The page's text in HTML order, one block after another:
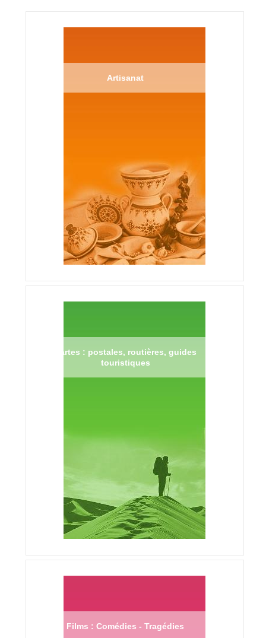
Artisanat
Cartes : postales, routières, guides
touristiques
Films : Comédies - Tragédies